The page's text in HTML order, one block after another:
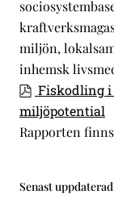
miljön,
inhemsk
Fiskodling i
miljöpotential
Rapporten
Senast